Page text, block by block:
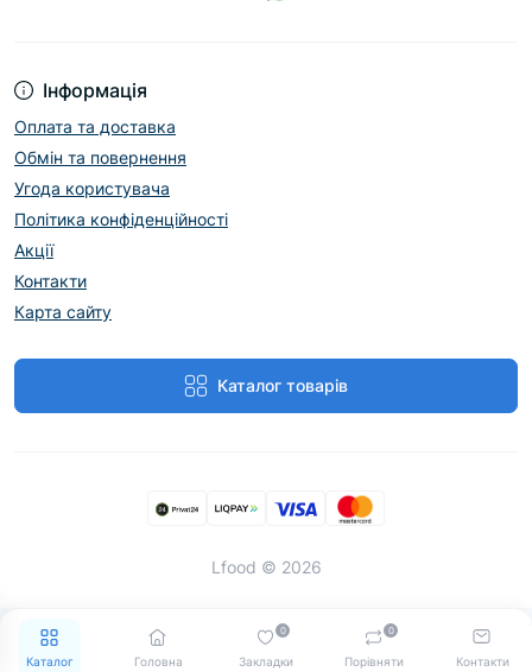
Каталог Головна Закладки
0
Порівняти
0
Контакти
Інформація
Оплата та доставка
Обмін та повернення
Угода користувача
Політика конфіденційності
Акції
Контакти
Карта сайту
Каталог товарів
Lfood © 2026